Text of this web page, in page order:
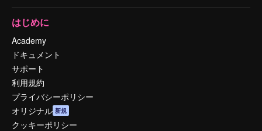
はじめに
Academy
ドキュメント
サポート
利用規約
プライバシーポリシー
オリジナル 新規
クッキーポリシー